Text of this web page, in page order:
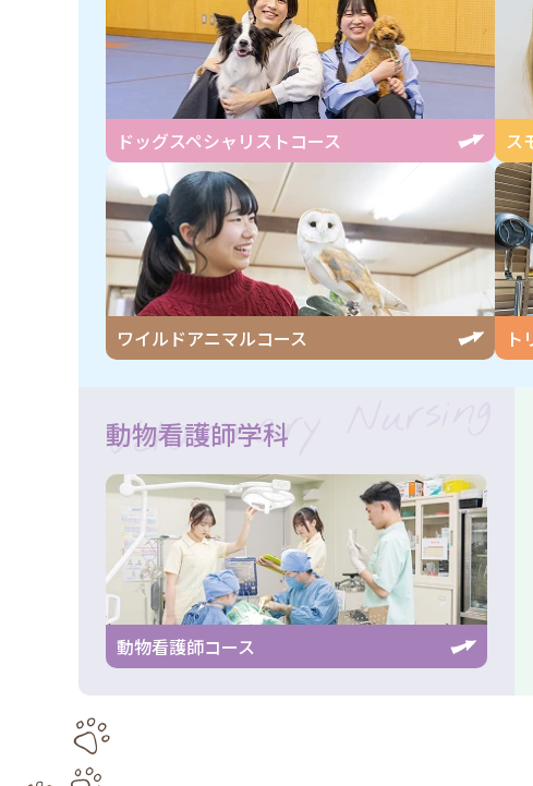
ドッグスペシャリストコース ス
ワイルドアニマルコース ト
動物看護師学科
Vetarinary Nursing
動物看護師コース